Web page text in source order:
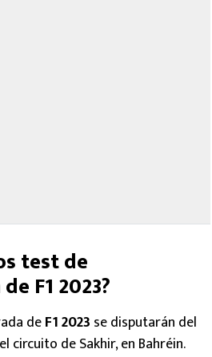
test de
F1 2023?
deF1 2023 se disputarán del
circuito de Sakhir, en Bahréin.